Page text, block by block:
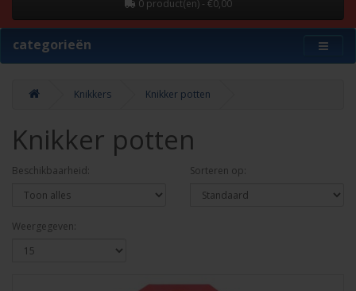
0 product(en) - €0,00
categorieën
Knikkers Knikker potten
Knikker potten
Beschikbaarheid: Sorteren op:
Weergegeven: